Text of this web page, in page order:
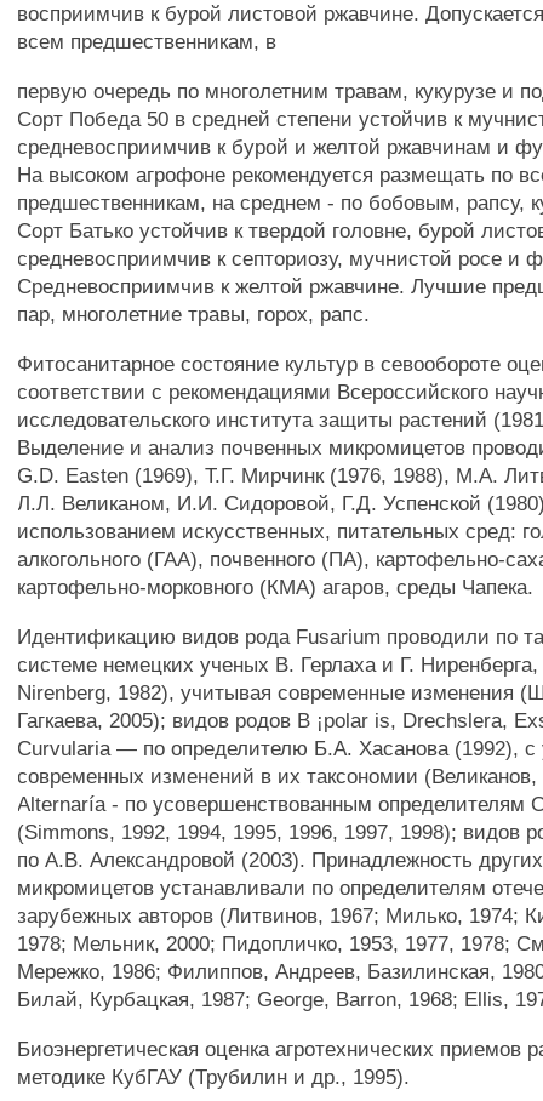
восприимчив к бурой листовой ржавчине.
всем предшественникам, в
первую очередь по многолетним травам, кукурузе и
Сорт Победа 50 в средней степени устойчив к
средневосприимчив к бурой и желтой ржавчинам и
На высоком агрофоне рекомендуется размещать по
предшественникам, на среднем - по бобовым, рапсу,
Сорт Батько устойчив к твердой головне, бурой
средневосприимчив к септориозу, мучнистой росе и
Средневосприимчив к желтой ржавчине. Лучшие
пар, многолетние травы, горох, рапс.
Фитосанитарное состояние культур в севообороте
соответствии с рекомендациями Всероссийского
исследовательского института защиты растений
Выделение и анализ почвенных микромицетов
G.D. Easten (1969), Т.Г. Мирчинк (1976, 1988), М.А.
Л.Л. Великаном, И.И. Сидоровой, Г.Д. Успенской
использованием искусственных, питательных сред:
алкогольного (ГАА), почвенного (ПА), картофельно-
картофельно-морковного (КМА) агаров, среды Чапека.
Идентификацию видов рода Fusarium проводили по
системе немецких ученых В. Герлаха и Г.
Nirenberg, 1982), учитывая современные изменения
Гагкаева, 2005); видов родов В ¡polar is, Drechslera,
Curvularia — по определителю Б.А. Хасанова (1992), с
современных изменений в их таксономии
Alternaría - по усовершенствованным определителям
(Simmons, 1992, 1994, 1995, 1996, 1997, 1998); видов
по А.В. Александровой (2003). Принадлежность
микромицетов устанавливали по определителям
зарубежных авторов (Литвинов, 1967; Милько, 1974;
1978; Мельник, 2000; Пидопличко, 1953, 1977, 1978;
Мережко, 1986; Филиппов, Андреев, Базилинская,
Билай, Курбацкая, 1987; George, Barron, 1968; Ellis,
Биоэнергетическая оценка агротехнических приемов
методике КубГАУ (Трубилин и др., 1995).